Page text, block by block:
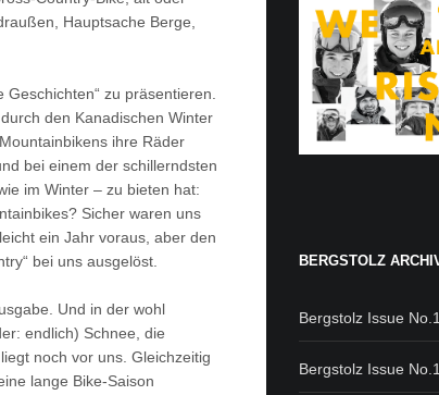
Hauptsache Berge,
zu präsentieren.
den Kanadischen Winter
ihre Räder
bei einem der schillerndsten
im Winter – zu bieten hat:
Sicher waren uns
ein Jahr voraus, aber den
bei uns ausgelöst.
Und in der wohl
endlich) Schnee, die
noch vor uns. Gleichzeitig
lange Bike-Saison
BERGSTOLZ
Bergstolz Issue
Bergstolz Issue